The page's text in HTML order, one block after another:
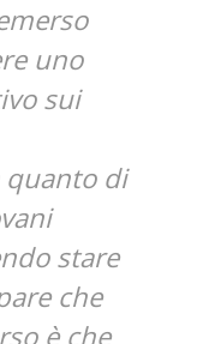
uno
sui
di
stare
che
è che